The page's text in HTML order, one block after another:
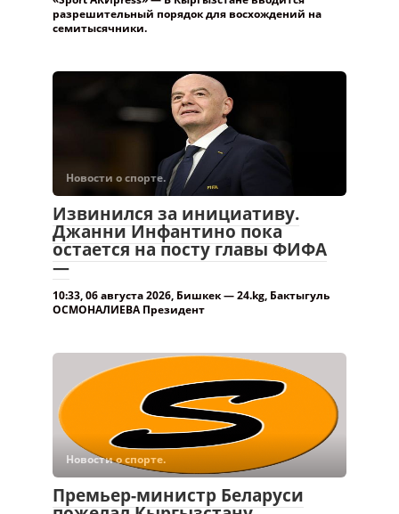
«Sport АКИpress» — В Кыргызстане вводится
разрешительный порядок для восхождений на
Новости о спорте.
Извинился за инициативу.
Джанни Инфантино пока
остается на посту главы ФИФА
—
10:33, 06 августа 2026, Бишкек — 24.kg, Бактыгуль
Новости о спорте.